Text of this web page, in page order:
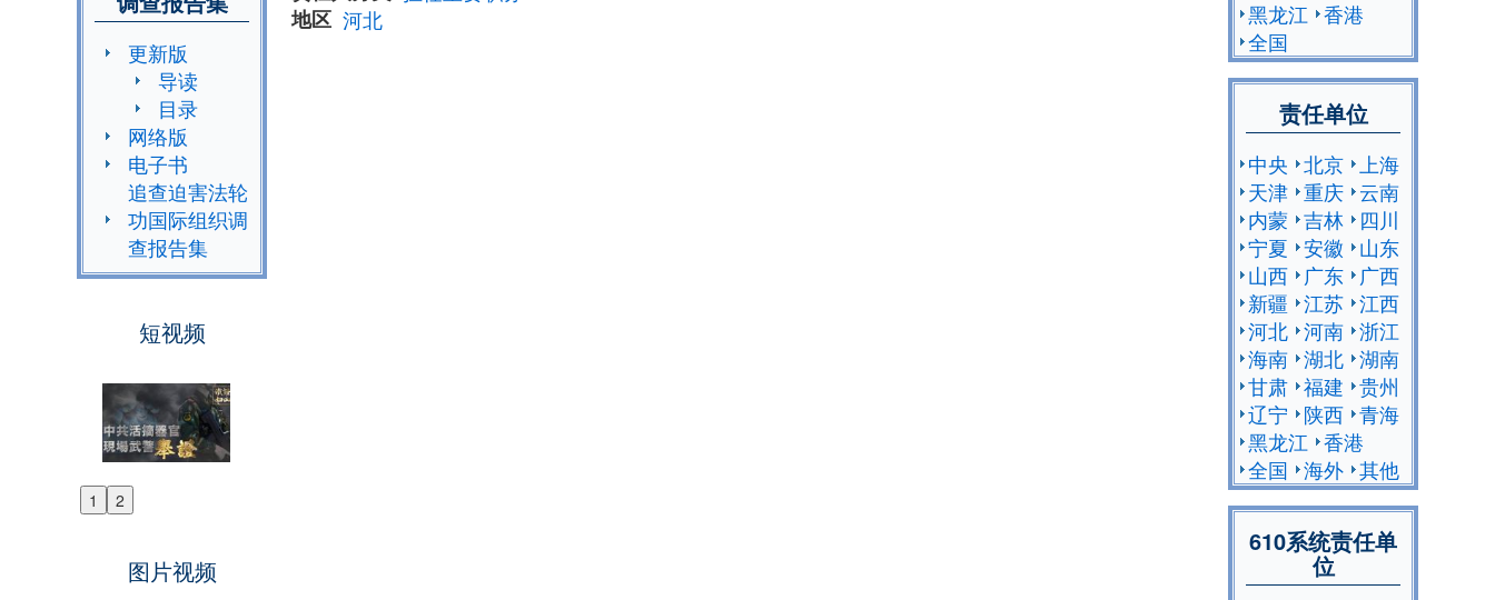
更新版
导读
目录
网络版
电子书
追查迫害法轮
功国际组织调
查报告集
短视频
1 2
Previous
图片视频
地区 河北
黑龙江 香港
全国
责任单位
中央 北京
上海
天津 重庆 云南
内蒙 吉林
四川
宁夏 安徽
山东
山西
广东
广西
新疆 江苏 江西
河北 河南 浙江
海南 湖北 湖南
甘肃 福建 贵州
辽宁
陕西 青海
黑龙江 香港
全国 海外 其他
610系统责任单
位